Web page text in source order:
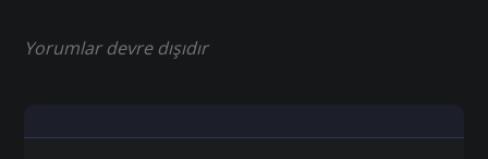
Yorumlar devre dışıdır